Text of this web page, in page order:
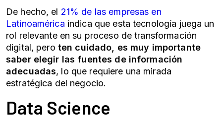
De hecho, el 21% de las empresas en
Latinoamérica indica que esta tecnología juega un
rol relevante en su proceso de transformación
digital, pero ten cuidado, es muy importante
saber elegir las fuentes de información
adecuadas, lo que requiere una mirada
estratégica del negocio.
Data Science